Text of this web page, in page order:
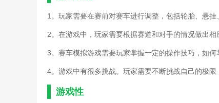
1。玩家需要在赛前对赛车进行调整，包括轮胎、悬挂
2。在游戏中，玩家需要根据赛道和对手的情况做出
3。赛车模拟游戏需要玩家掌握一定的操作技巧，如
4。游戏中有很多挑战。玩家需要不断挑战自己的极限
游戏性